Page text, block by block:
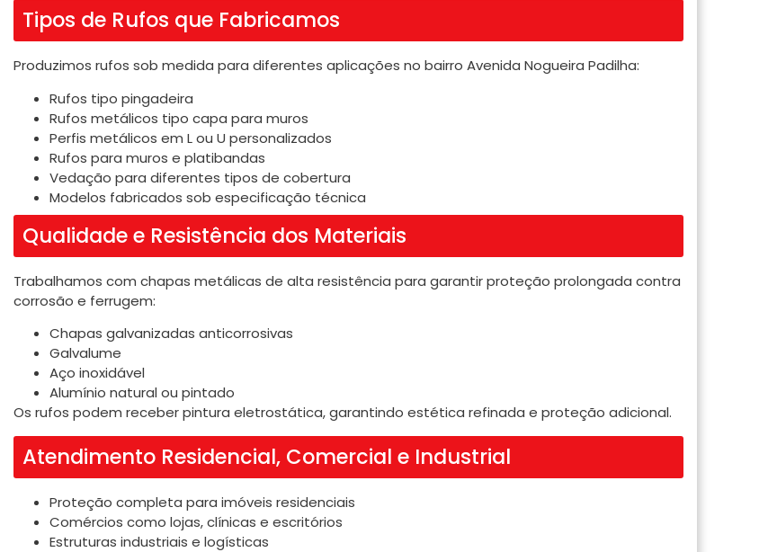
Tipos de Rufos que Fabricamos
Produzimos rufos sob medida para diferentes aplicações no bairro Avenida Nogueira Padilha:
Rufos tipo pingadeira
Rufos metálicos tipo capa para muros
Perfis metálicos em L ou U personalizados
Rufos para muros e platibandas
Vedação para diferentes tipos de cobertura
Modelos fabricados sob especificação técnica
Qualidade e Resistência dos Materiais
Trabalhamos com chapas metálicas de alta resistência para garantir proteção prolongada contra
corrosão e ferrugem:
Chapas galvanizadas anticorrosivas
Galvalume
Aço inoxidável
Alumínio natural ou pintado
Os rufos podem receber pintura eletrostática, garantindo estética refinada e proteção adicional.
Atendimento Residencial, Comercial e Industrial
Proteção completa para imóveis residenciais
Comércios como lojas, clínicas e escritórios
Estruturas industriais e logísticas